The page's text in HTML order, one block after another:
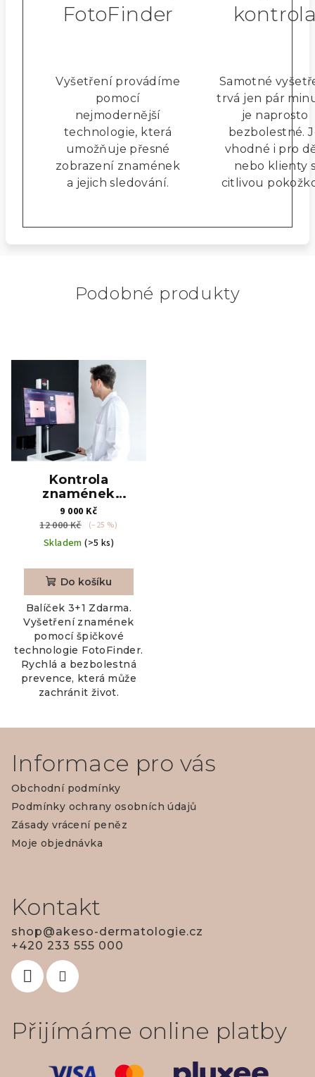
FotoFinder
Vyšetření provádíme
pomocí
nejmodernější
technologie, která
umožňuje přesné
zobrazení znamének
a jejich sledování.
Samotné
trvá jen pár
je naprosto
bezbolestné.
vhodné i pro
nebo klienty
citlivou
Podobné produkty
Kontrola
znamének
digitálním
dermatoskopem
(Balíček Family 3+1)
Detailní celotělové
znamének
digitálním
dermatoskopem, 4
procedury
9 000 Kč
12 000 Kč
(–25 %)
Skladem(>5 ks)
Do košíku
Balíček 3+1 Zdarma.
Vyšetření znamének
pomocí špičkové
technologie FotoFinder.
Rychlá a bezbolestná
prevence, která může
zachránit život.
Informace pro vás
Obchodní podmínky
Podmínky ochrany osobních údajů
Zásady vrácení peněz
Moje objednávka
Kontakt
shop@akeso-dermatologie.cz
+420 233 555 000
Přijímáme online platby